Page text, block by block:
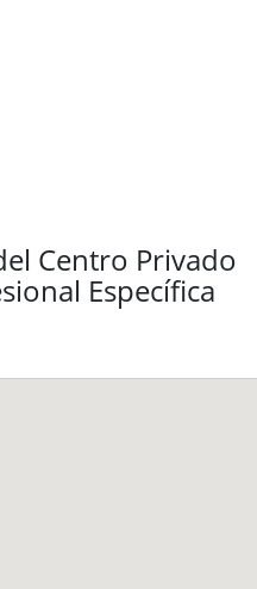
Centro Privado
Específica